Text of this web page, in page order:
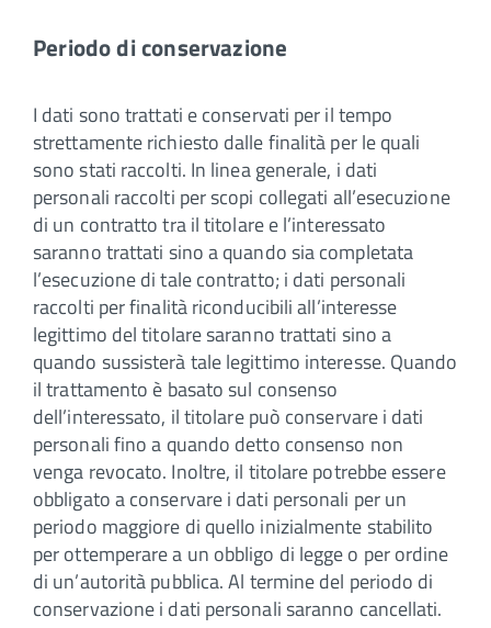
Periodo di conservazione
I dati sono trattati e conservati per il tempo
strettamente richiesto dalle finalità per le quali
sono stati raccolti. In linea generale, i dati
personali raccolti per scopi collegati all’esecuzione
di un contratto tra il titolare e l’interessato
saranno trattati sino a quando sia completata
l’esecuzione di tale contratto; i dati personali
raccolti per finalità riconducibili all’interesse
legittimo del titolare saranno trattati sino a
quando sussisterà tale legittimo interesse. Quando
il trattamento è basato sul consenso
dell’interessato, il titolare può conservare i dati
personali fino a quando detto consenso non
venga revocato. Inoltre, il titolare potrebbe essere
obbligato a conservare i dati personali per un
periodo maggiore di quello inizialmente stabilito
per ottemperare a un obbligo di legge o per ordine
di un’autorità pubblica. Al termine del periodo di
conservazione i dati personali saranno cancellati.